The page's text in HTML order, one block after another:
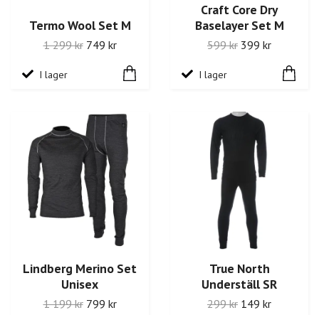
Termo Wool Set M
1 299 kr 749 kr
I lager
Craft Core Dry
Baselayer Set M
599 kr 399 kr
I lager
Lindberg Merino Set
Unisex
1 199 kr 799 kr
True North
Underställ SR
299 kr 149 kr